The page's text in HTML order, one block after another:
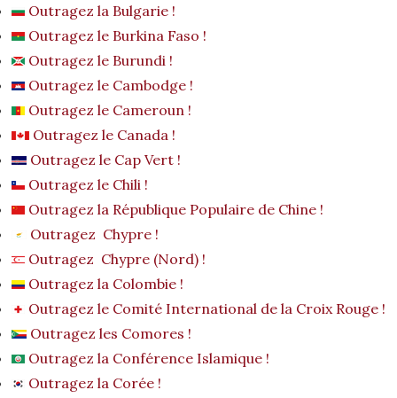
Outragez la Bulgarie !
Outragez le Burkina Faso !
Outragez le Burundi !
Outragez le Cambodge !
Outragez le Cameroun !
Outragez le Canada !
Outragez le Cap Vert !
Outragez le Chili !
Outragez la République Populaire de Chine !
Outragez Chypre !
Outragez Chypre (Nord) !
Outragez la Colombie !
Outragez le Comité International de la Croix Rouge !
Outragez les Comores !
Outragez la Conférence Islamique !
Outragez la Corée !